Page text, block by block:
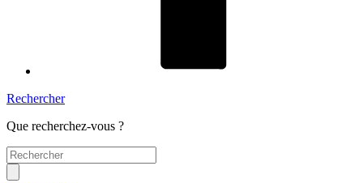
Rechercher
Que recherchez-vous ?